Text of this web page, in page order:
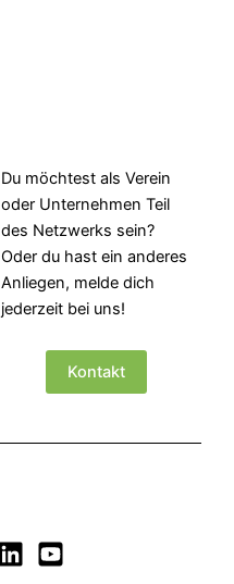
Du möchtest als Verein
oder Unternehmen Teil
des Netzwerks sein?
Oder du hast ein anderes
Anliegen, melde dich
jederzeit bei uns!
Kontakt